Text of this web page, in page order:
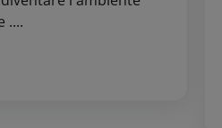
....